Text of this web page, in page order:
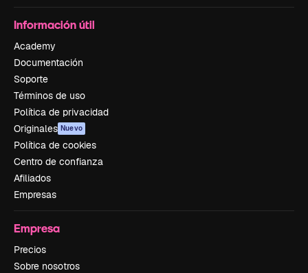
Información útil
Academy
Documentación
Soporte
Términos de uso
Política de privacidad
Originales Nuevo
Política de cookies
Centro de confianza
Afiliados
Empresas
Empresa
Precios
Sobre nosotros